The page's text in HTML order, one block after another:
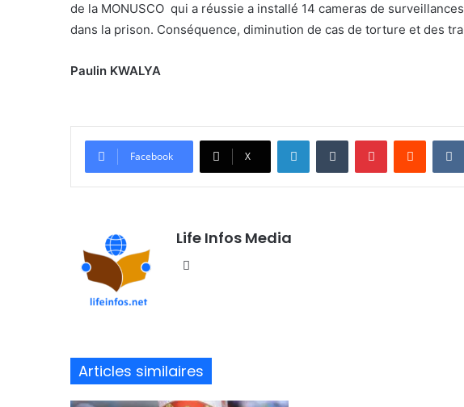
de la MONUSCO qui a réussie a installé 14 cameras de
dans la prison. Conséquence, diminution de cas de torture et des
Paulin KWALYA
Facebook X
Life Infos Media
Articles similaires